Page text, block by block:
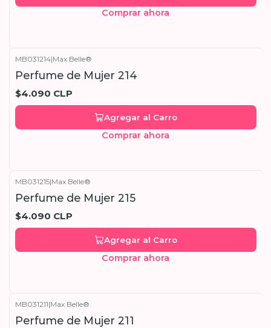
Comprar ahora
MB031214|Max Belle®
Perfume de Mujer 214
$4.090 CLP
Agregar al Carro
Comprar ahora
MB031215|Max Belle®
Perfume de Mujer 215
$4.090 CLP
Agregar al Carro
Comprar ahora
MB031211|Max Belle®
Perfume de Mujer 211